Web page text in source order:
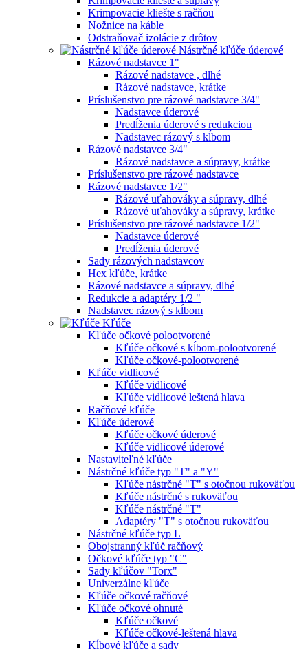
Krimpovacie kliešte s račňou
Nožnice na káble
Odstraňovač izolácie z drôtov
Nástrčné kľúče úderové
Rázové nadstavce 1"
Rázové nadstavce , dlhé
Rázové nadstavce, krátke
Príslušenstvo pre rázové nadstavce 3/4"
Nadstavce úderové
Predĺženia úderové s redukciou
Nadstavec rázový s kĺbom
Rázové nadstavce 3/4"
Rázové nadstavce a súpravy, krátke
Príslušenstvo pre rázové nadstavce
Rázové nadstavce 1/2"
Rázové uťahováky a súpravy, dlhé
Rázové uťahováky a súpravy, krátke
Príslušenstvo pre rázové nadstavce 1/2"
Nadstavce úderové
Predĺženia úderové
Sady rázových nadstavcov
Hex kľúče, krátke
Rázové nadstavce a súpravy, dlhé
Redukcie a adaptéry 1/2 "
Nadstavec rázový s kĺbom
Kľúče
Kľúče očkové polootvorené
Kľúče očkové s kĺbom-polootvorené
Kľúče očkové-polootvorené
Kľúče vidlicové
Kľúče vidlicové
Kľúče vidlicové leštená hlava
Račňové kľúče
Kľúče úderové
Kľúče očkové úderové
Kľúče vidlicové úderové
Nastaviteľné kľúče
Nástrčné kľúče typ "T" a "Y"
Kľúče nástrčné "T" s otočnou rukoväťou
Kľúče nástrčné s rukoväťou
Kľúče nástrčné "T"
Adaptéry "T" s otočnou rukoväťou
Nástrčné kľúče typ L
Obojstranný kľúč račňový
Očkové kľúče typ "C"
Sady kľúčov "Torx"
Univerzálne kľúče
Kľúče očkové račňové
Kľúče očkové ohnuté
Kľúče očkové
Kľúče očkové-leštená hlava
Kĺbové kľúče a sady